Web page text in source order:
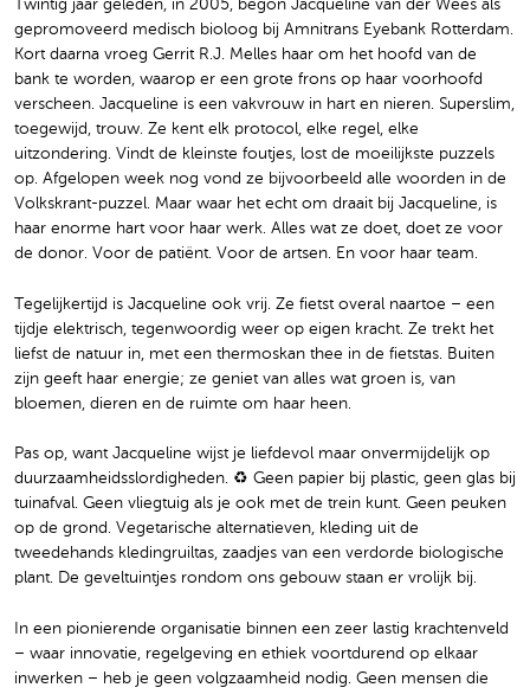
Twintig jaar geleden, in 2005, begon Jacqueline van der Wees als
gepromoveerd medisch bioloog bij Amnitrans Eyebank Rotterdam.
Kort daarna vroeg Gerrit R.J. Melles haar om het hoofd van de
bank te worden, waarop er een grote frons op haar voorhoofd
verscheen. Jacqueline is een vakvrouw in hart en nieren. Superslim,
toegewijd, trouw. Ze kent elk protocol, elke regel, elke
uitzondering. Vindt de kleinste foutjes, lost de moeilijkste puzzels
op. Afgelopen week nog vond ze bijvoorbeeld alle woorden in de
Volkskrant-puzzel. Maar waar het echt om draait bij Jacqueline, is
haar enorme hart voor haar werk. Alles wat ze doet, doet ze voor
de donor. Voor de patiënt. Voor de artsen. En voor haar team.
Tegelijkertijd is Jacqueline ook vrij. Ze fietst overal naartoe – een
tijdje elektrisch, tegenwoordig weer op eigen kracht. Ze trekt het
liefst de natuur in, met een thermoskan thee in de fietstas. Buiten
zijn geeft haar energie; ze geniet van alles wat groen is, van
bloemen, dieren en de ruimte om haar heen.
Pas op, want Jacqueline wijst je liefdevol maar onvermijdelijk op
duurzaamheidsslordigheden. ♻️ Geen papier bij plastic, geen glas bij
tuinafval. Geen vliegtuig als je ook met de trein kunt. Geen peuken
op de grond. Vegetarische alternatieven, kleding uit de
tweedehands kledingruiltas, zaadjes van een verdorde biologische
plant. De geveltuintjes rondom ons gebouw staan er vrolijk bij.
In een pionierende organisatie binnen een zeer lastig krachtenveld
– waar innovatie, regelgeving en ethiek voortdurend op elkaar
inwerken – heb je geen volgzaamheid nodig. Geen mensen die